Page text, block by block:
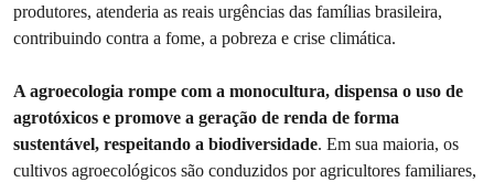
produtores, atenderia as reais urgências das famílias brasileira,
contribuindo contra a fome, a pobreza e crise climática.
A agroecologia rompe com a monocultura, dispensa o uso de
agrotóxicos e promove a geração de renda de forma
sustentável, respeitando a biodiversidade. Em sua maioria, os
cultivos agroecológicos são conduzidos por agricultores familiares,